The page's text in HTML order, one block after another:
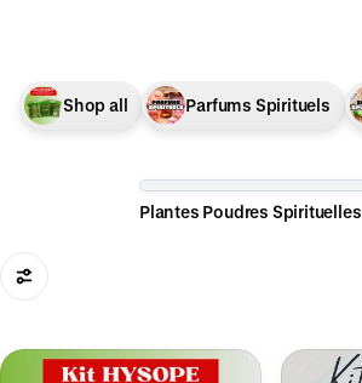
Shop all Parfums Spirituels
Plantes Poudres Spirituelles